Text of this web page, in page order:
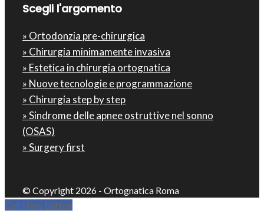
Scegli l'argomento
» Ortodonzia pre-chirurgica
» Chirurgia minimamente invasiva
» Estetica in chirurgia ortognatica
» Nuove tecnologie e programmazione
» Chirurgia step by step
» Sindrome delle apnee ostruttive nel sonno
(OSAS)
» Surgery first
© Copyright 2026 - Ortognatica Roma
Call Now Button